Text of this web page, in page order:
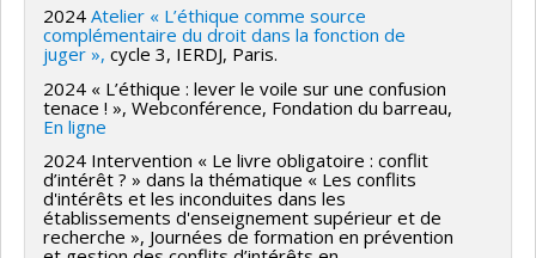
2024 Atelier « L’éthique comme source
complémentaire du droit dans la fonction de
juger », cycle 3, IERDJ, Paris.
2024 « L’éthique : lever le voile sur une confusion
tenace ! », Webconférence, Fondation du barreau,
En ligne
2024 Intervention « Le livre obligatoire : conflit
d’intérêt ? » dans la thématique « Les conflits
d'intérêts et les inconduites dans les
établissements d'enseignement supérieur et de
recherche », Journées de formation en prévention